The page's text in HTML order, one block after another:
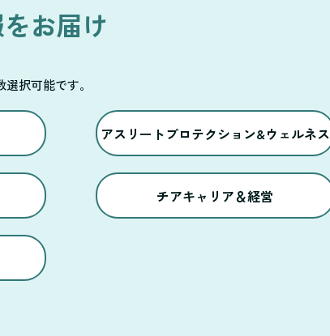
お届け
択可能です。
アスリートプロテクション&ウェルネス
チアキャリア＆経営